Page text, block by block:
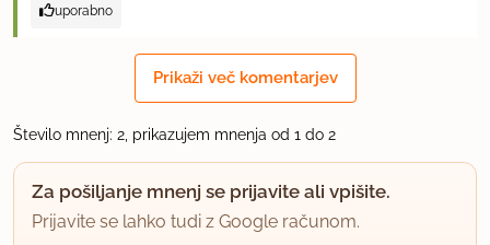
uporabno
Prikaži več komentarjev
Število mnenj: 2, prikazujem mnenja od 1 do 2
Za pošiljanje mnenj se prijavite ali vpišite.
Prijavite se lahko tudi z Google računom.